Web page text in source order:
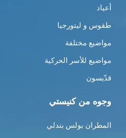
أعياد
طقوس و ليتورجيا
مواضيع مختلفة
مواضيع للأسر الحركية
قدّيسون
وجوه من كنيستي
المطران بولس بندلي